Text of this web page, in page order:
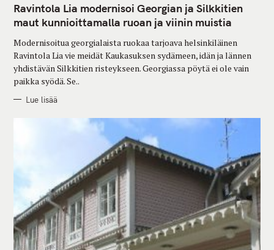
T
E
G
O
I
S
Ravintola Lia modernisoi Georgian ja Silkkitien
maut kunnioittamalla ruoan ja viinin muistia
Modernisoitua georgialaista ruokaa tarjoava helsinkiläinen
Ravintola Lia vie meidät Kaukasuksen sydämeen, idän ja lännen
yhdistävän Silkkitien risteykseen. Georgiassa pöytä ei ole vain
paikka syödä. Se..
Lue lisää